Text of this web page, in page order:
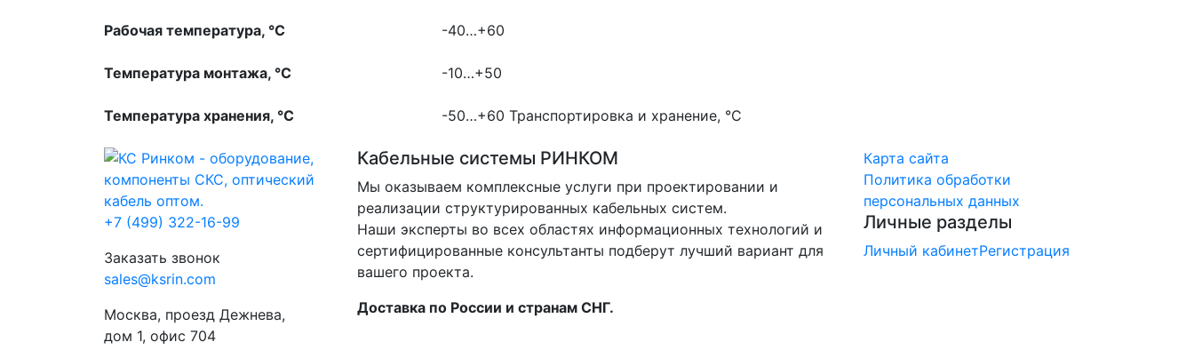
Рабочая температура, °С -40…+60
Температура монтажа, °С -10…+50
Температура хранения, °С -50…+60 Транспортировка и хранение, °С
+7 (499) 322-16-99
Заказать звонок
sales@ksrin.com
Москва, проезд Дежнева,
дом 1, офис 704
Кабельные системы РИНКОМ
Мы оказываем комплексные услуги при проектировании и
реализации структурированных кабельных систем.
Наши эксперты во всех областях информационных технологий и
сертифицированные консультанты подберут лучший вариант для
вашего проекта.
Доставка по России и странам СНГ.
Карта сайта
Политика обработки
персональных данных
Личные разделы
Личный кабинетРегистрация